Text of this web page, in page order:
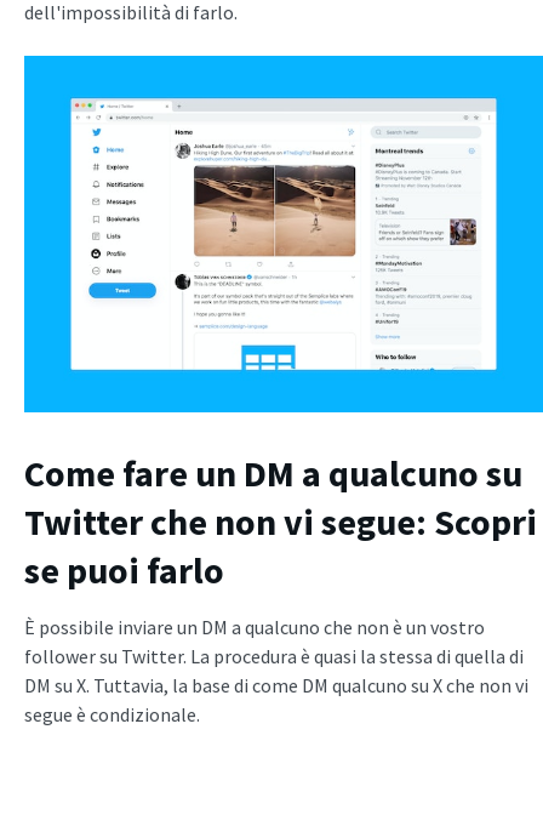
dell'impossibilità di farlo.
Come fare un DM a qualcuno su
Twitter che non vi segue: Scopri
se puoi farlo
È possibile inviare un DM a qualcuno che non è un vostro
follower su Twitter. La procedura è quasi la stessa di quella di
DM su X. Tuttavia, la base di come DM qualcuno su X che non vi
segue è condizionale.